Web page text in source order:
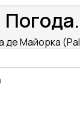
Майорка